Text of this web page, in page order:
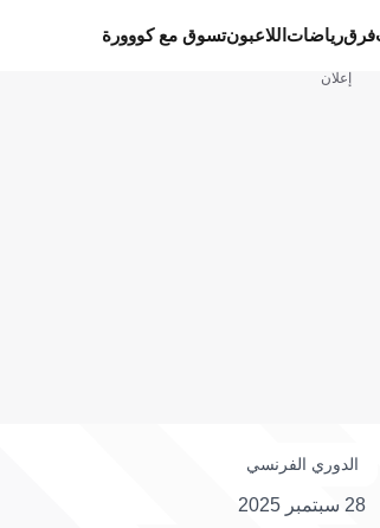
فرقرياضات اللاعبونتسوق مع كووورة
إعلان
الدوري الفرنسي
28 سبتمبر 2025